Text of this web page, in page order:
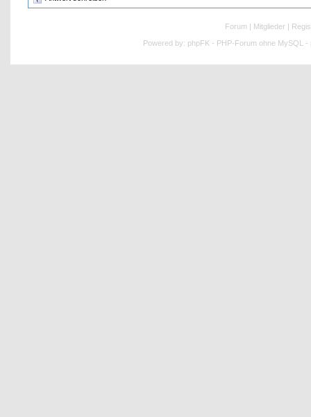
Forum | Mitglieder |
Powered by: phpFK - PHP-Forum ohne MySQL -